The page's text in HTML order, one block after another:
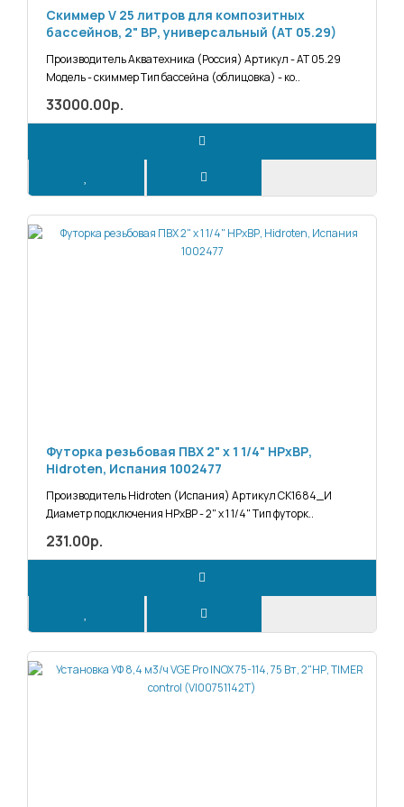
Скиммер V 25 литров для композитных
бассейнов, 2" ВР, универсальный (АТ 05.29)
Производитель Акватехника (Россия) Артикул - АТ 05.29
Модель - скиммер Тип бассейна (облицовка) - ко..
33000.00р.
Футорка резьбовая ПВХ 2" х 1 1/4" НРхВР,
Hidroten, Испания 1002477
Производитель Hidroten (Испания) Артикул СК1684_И
Диаметр подключения НРхВР - 2" х 1 1/4" Тип футорк..
231.00р.